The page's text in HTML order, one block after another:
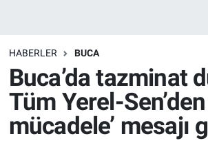
HABERLER BUCA
Buca’da tazminat
Tüm Yerel-
mücadele’ mesajı